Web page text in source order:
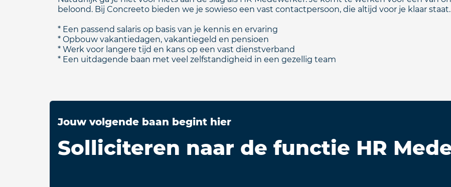
beloond. Bij Concreeto bieden we je sowieso een vast contactpersoon, die altijd voor je klaar
* Een passend salaris op basis van je kennis en ervaring
* Opbouw vakantiedagen, vakantiegeld en pensioen
* Werk voor langere tijd en kans op een vast dienstverband
* Een uitdagende baan met veel zelfstandigheid in een gezellig team
Jouw volgende baan begint hier
Solliciteren naar de functie HR